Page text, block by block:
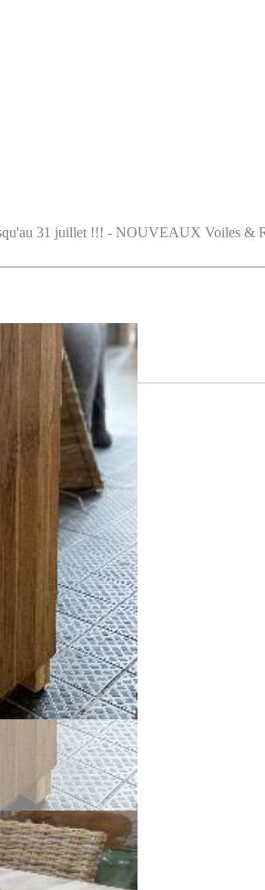
31 juillet !!! - NOUVEAUX Voiles &